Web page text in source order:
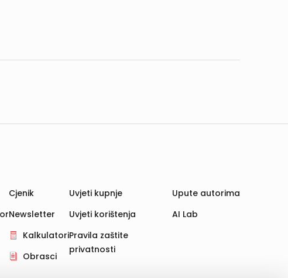
Cjenik
Newsletter
Kalkulatori
Obrasci
Uvjeti kupnje
Uvjeti korištenja
Pravila zaštite
privatnosti
Upute autorima
AI Lab